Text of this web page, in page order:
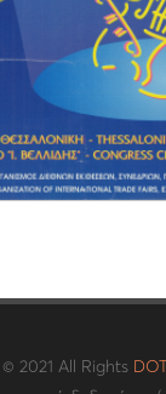
2021 All Rights